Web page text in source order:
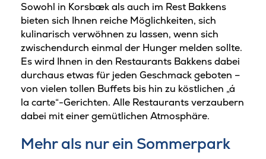
Sowohl in Korsbæk als auch im Rest Bakkens
bieten sich Ihnen reiche Möglichkeiten, sich
kulinarisch verwöhnen zu lassen, wenn sich
zwischendurch einmal der Hunger melden sollte.
Es wird Ihnen in den Restaurants Bakkens dabei
durchaus etwas für jeden Geschmack geboten –
von vielen tollen Buffets bis hin zu köstlichen „á
la carte“-Gerichten. Alle Restaurants verzaubern
dabei mit einer gemütlichen Atmosphäre.
Mehr als nur ein Sommerpark